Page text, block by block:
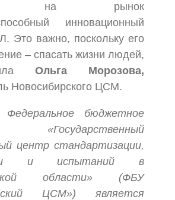
на рынок
инновационный
Это важно, поскольку его
– спасать жизни людей,
Ольга Морозова,
Новосибирского ЦСМ.
Федеральное бюджетное
«Государственный
центр стандартизации,
и испытаний в
области» (ФБУ
ЦСМ») является